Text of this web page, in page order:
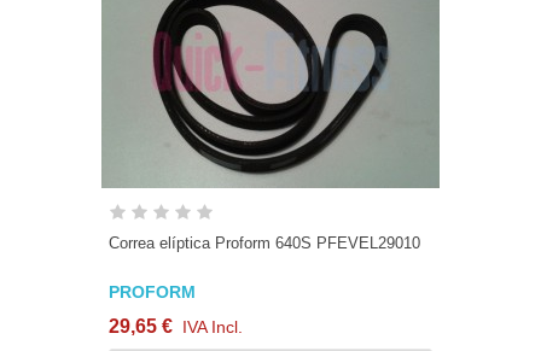
Correa elíptica Proform 640S PFEVEL29010
PROFORM
29,65 € IVA Incl.